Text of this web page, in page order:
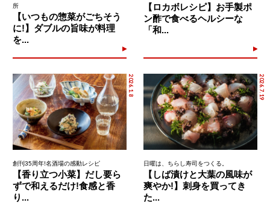
所
【いつもの惣菜がごちそう
に!】ダブルの旨味が料理
を...
【ロカボレシピ】お手製ポ
ン酢で食べるヘルシーな
「和...
2026.1.8
創刊35周年!名酒場の感動レシピ
【香り立つ小菜】だし要ら
ずで和えるだけ!食感と香
り...
2026.7.19
日曜は、ちらし寿司をつくる。
【しば漬けと大葉の風味が
爽やか!】刺身を買ってき
た...